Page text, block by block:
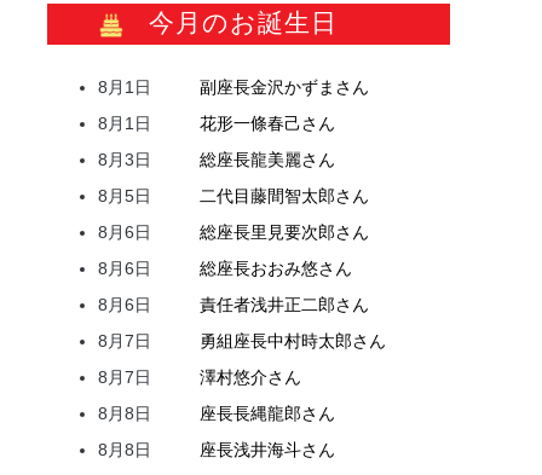
今月のお誕生日
8月1日 副座長金沢かずま さん
8月1日
花形一條春己さん
8月3日
総座長龍美麗さん
8月5日
二代目藤間智太郎さん
8月6日
総座長里見要次郎さん
8月6日
総座長おおみ悠さん
8月6日
責任者浅井正二郎さん
8月7日
勇組座長中村時太郎さん
8月7日
澤村悠介さん
8月8日
座長長縄龍郎さん
8月8日
座長浅井海斗さん